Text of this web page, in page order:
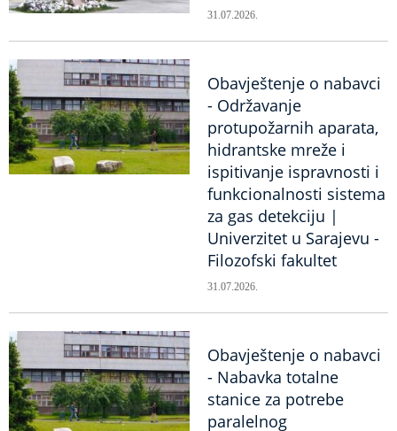
31.07.2026.
Obavještenje o nabavci
- Održavanje
protupožarnih aparata,
hidrantske mreže i
ispitivanje ispravnosti i
funkcionalnosti sistema
za gas detekciju |
Univerzitet u Sarajevu -
Filozofski fakultet
31.07.2026.
Obavještenje o nabavci
- Nabavka totalne
stanice za potrebe
paralelnog